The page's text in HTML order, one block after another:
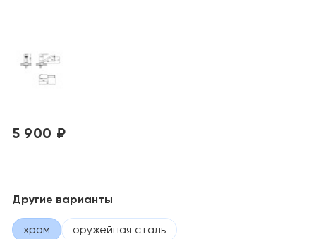
5 900 ₽
Другие варианты
хром оружейная сталь